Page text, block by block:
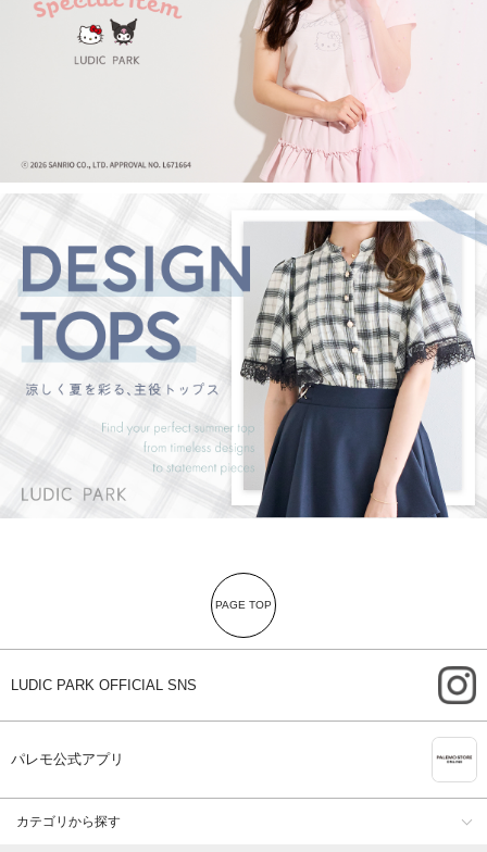
PAGE TOP
LUDIC PARK OFFICIAL SNS
パレモ公式アプリ
カテゴリから探す